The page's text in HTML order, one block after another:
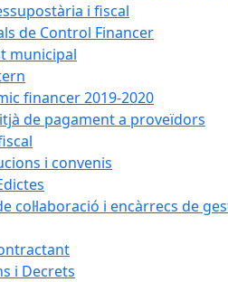
i fiscal
de Control Financer
municipal
financer 2019-2020
de pagament a proveïdors
i convenis
col·laboració i encàrrecs de
i Decrets